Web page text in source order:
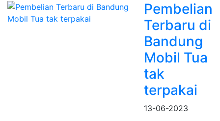
Pembelian
Terbaru di
Bandung
Mobil Tua
tak
terpakai
13-06-2023